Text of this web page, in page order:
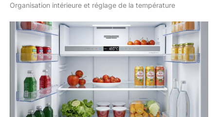
Organisation intérieure et réglage de la température